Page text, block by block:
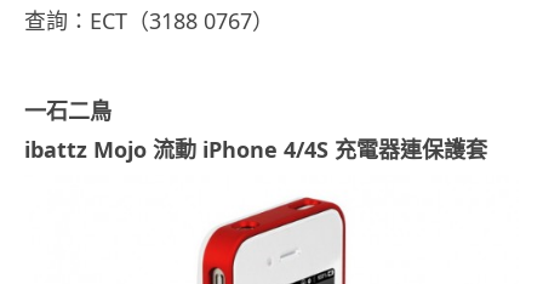
查詢：ECT（3188 0767）
一石二鳥
ibattz Mojo 流動 iPhone 4/4S 充電器連保護套